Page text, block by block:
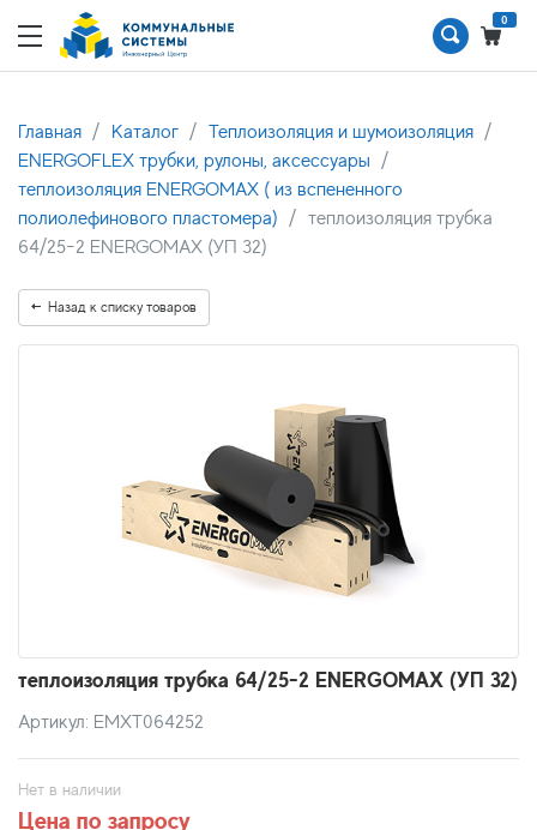
0
Главная Каталог
Теплоизоляция и шумоизоляция
ENERGOFLEX трубки, рулоны, аксессуары
теплоизоляция ENERGOMAX ( из вспененного
полиолефинового пластомера)
теплоизоляция трубка
64/25-2 ENERGOMAX (УП 32)
Назад к списку товаров
теплоизоляция трубка 64/25-2 ENERGOMAX (УП 32)
Артикул: EMXT064252
Нет в наличии
Цена по запросу